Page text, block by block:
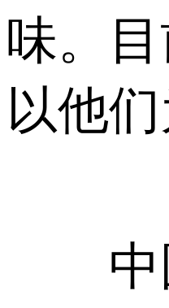
味。
以他
中国